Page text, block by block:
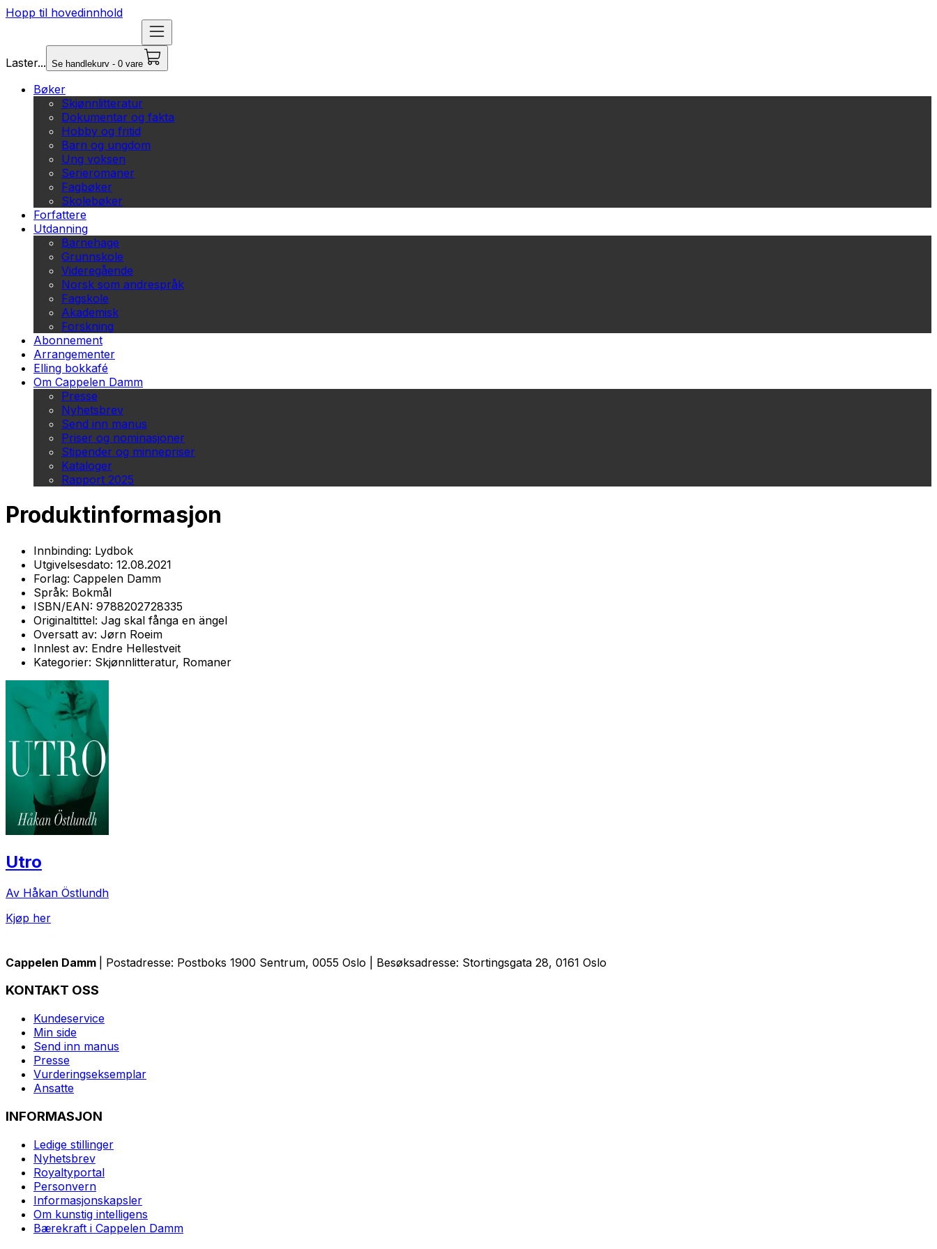
Hopp til hovedinnhold
Laster... Se handlekurv - 0 vare
Bøker
Skjønnlitteratur
Dokumentar og fakta
Hobby og fritid
Barn og ungdom
Ung voksen
Serieromaner
Fagbøker
Skolebøker
Forfattere
Utdanning
Barnehage
Grunnskole
Videregående
Norsk som andrespråk
Fagskole
Akademisk
Forskning
Abonnement
Arrangementer
Elling bokkafé
Om Cappelen Damm
Presse
Nyhetsbrev
Send inn manus
Priser og nominasjoner
Stipender og minnepriser
Kataloger
Rapport 2025
Produktinformasjon
Innbinding: Lydbok
Utgivelsesdato: 12.08.2021
Forlag: Cappelen Damm
Språk: Bokmål
ISBN/EAN: 9788202728335
Originaltittel: Jag skal fånga en ängel
Oversatt av: Jørn Roeim
Innlest av: Endre Hellestveit
Kategorier: Skjønnlitteratur, Romaner
Utro
Av Håkan Östlundh
Kjøp her
Cappelen Damm | Postadresse: Postboks 1900 Sentrum, 0055 Oslo | Besøksadresse: Stortingsgata 28, 0161 Oslo
KONTAKT OSS
Kundeservice
Min side
Send inn manus
Presse
Vurderingseksemplar
Ansatte
INFORMASJON
Ledige stillinger
Nyhetsbrev
Royaltyportal
Personvern
Informasjonskapsler
Om kunstig intelligens
Bærekraft i Cappelen Damm